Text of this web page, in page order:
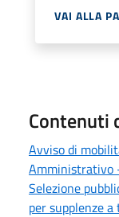
VAI ALLA
Contenuti
Avviso di
Amministrativo
Selezione
per supplenze